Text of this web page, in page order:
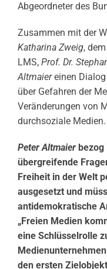
Abgeordneter des
Zusammen mit der
Katharina Zweig,
LMS, Prof. Dr.
Altmaiereinen Dialog
über Gefahren der
Veränderungen von
durchsoziale Medien.
Peter Altmaier
übergreifende
Freiheit in der Welt
ausgesetzt und
antidemokratische
„Freien Medien
eine Schlüsselrolle
den ersten